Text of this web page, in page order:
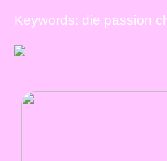
Keywords: die passion